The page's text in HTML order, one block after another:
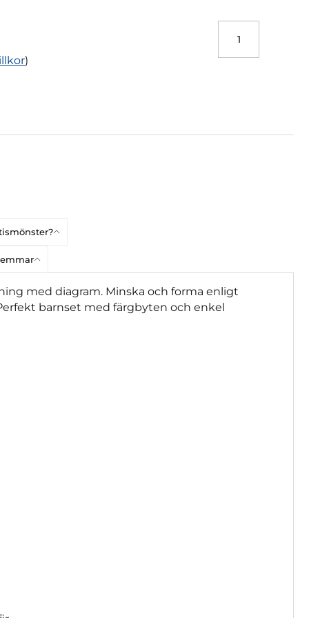
)
med diagram. Minska och forma enligt
barnset med färgbyten och enkel